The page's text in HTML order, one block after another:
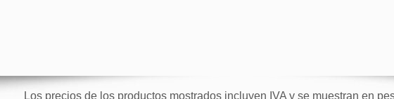
Los precios de los productos mostrados incluyen IVA y se muestran en